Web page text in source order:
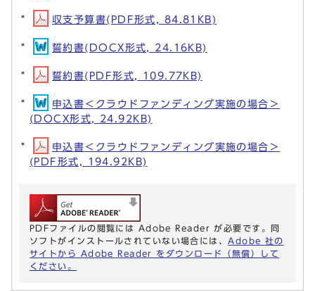
収支予算書(PDF形式, 84.81KB)
誓約書(DOCX形式, 24.16KB)
誓約書(PDF形式, 109.77KB)
申込書＜クラウドファンディング実施の場合＞
(DOCX形式, 24.92KB)
申込書＜クラウドファンディング実施の場合＞
(PDF形式, 194.92KB)
PDFファイルの閲覧には Adobe Reader が必要です。同
ソフトがインストールされていない場合には、 Adobe 社の
サイトから Adobe Reader をダウンロード（無償）して
ください。